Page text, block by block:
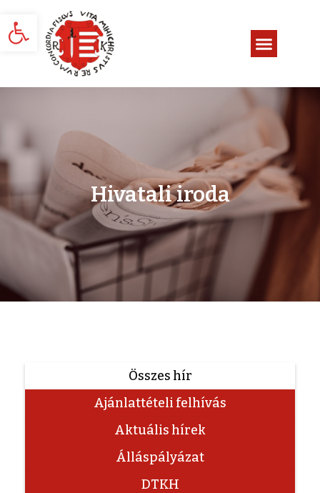
Eszköztár megnyitása
Hivatali iroda
Ajánlattételi felhívás
Aktuális hírek
Álláspályázat
DTKH
Összes hír